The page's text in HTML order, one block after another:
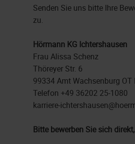
Senden Sie uns bitte Ihre
zu.
Hörmann KG Ichtershausen
Frau Alissa Schenz
Thöreyer Str. 6
99334 Amt Wachsenburg OT
Telefon +49 36202 25-1080
karriere-
Bitte bewerben Sie sich